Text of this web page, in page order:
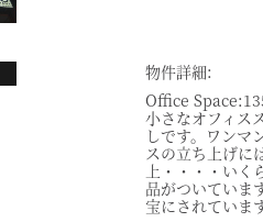
物件詳細:
Office
小さなオフィス
しです。ワンマ
スの立ち上げに
上・・・・い
品がついていま
宝にされています